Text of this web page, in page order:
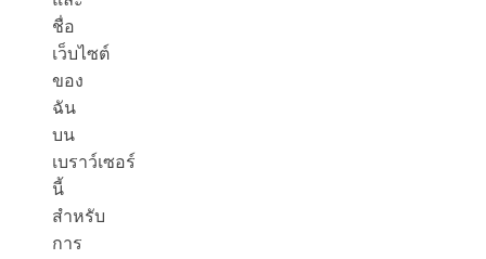
ชื่อ
เว็บไซต์
ของ
ฉัน
บน
เบราว์เซอร์
นี้
สำหรับ
การ